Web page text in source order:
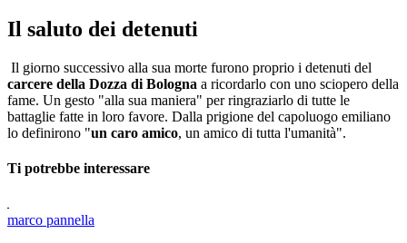
Il saluto dei detenuti
Il giorno successivo alla sua morte furono proprio i detenuti del
carcere della Dozza di Bologna a ricordarlo con uno sciopero della
fame. Un gesto "alla sua maniera" per ringraziarlo di tutte le
battaglie fatte in loro favore. Dalla prigione del capoluogo emiliano
lo definirono "un caro amico, un amico di tutta l'umanità".
Ti potrebbe interessare
marco pannella